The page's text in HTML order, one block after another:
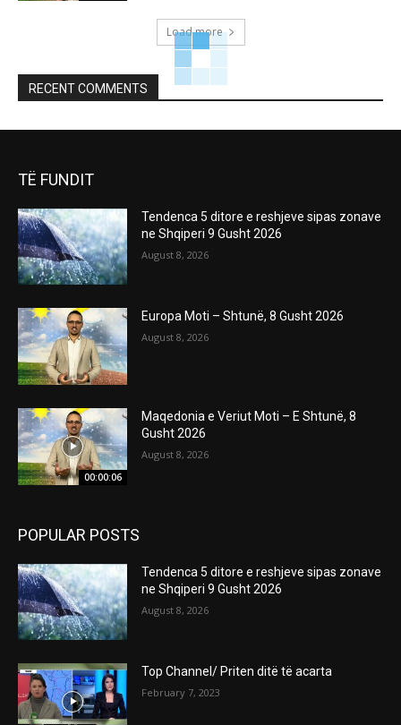
Load more
RECENT COMMENTS
TË FUNDIT
Tendenca 5 ditore e reshjeve sipas zonave
ne Shqiperi 9 Gusht 2026
August 8, 2026
Europa Moti – Shtunë, 8 Gusht 2026
August 8, 2026
00:00:06
Maqedonia e Veriut Moti – E Shtunë, 8
Gusht 2026
August 8, 2026
POPULAR POSTS
Tendenca 5 ditore e reshjeve sipas zonave
ne Shqiperi 9 Gusht 2026
August 8, 2026
Top Channel/ Priten ditë të acarta
February 7, 2023